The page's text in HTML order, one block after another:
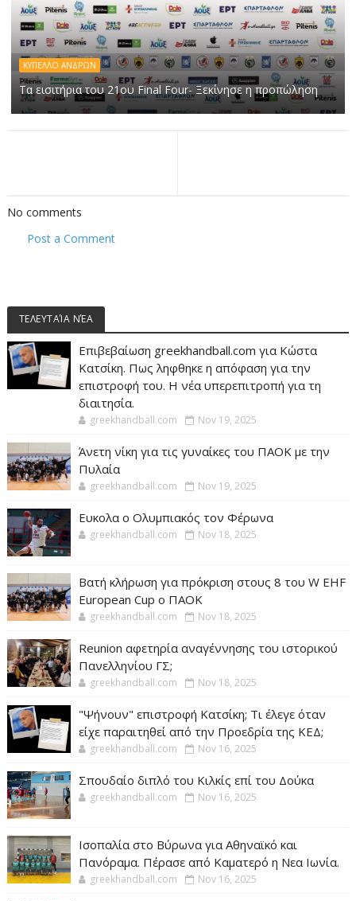
ΚΥΠΕΛΛΟ ΑΝΔΡΩΝ
Τα εισιτήρια του 21ου Final Four- Ξεκίνησε η προπώληση
No comments
Post a Comment
ΤΕΛΕΥΤΑΊΑ ΝΈΑ
Επιβεβαίωση greekhandball.com για Κώστα
Κατσίκη. Πως ληφθηκε η απόφαση για την
επιστροφή του. Η νέα υπερεπιτροπή για τη
διαιτησία.
greekhandball.com Nov 19, 2025
Άνετη νίκη για τις γυναίκες του ΠΑΟΚ με την
Πυλαία
greekhandball.com Nov 19, 2025
Ευκολα ο Ολυμπιακός τον Φέρωνα
greekhandball.com Nov 18, 2025
Βατή κλήρωση για πρόκριση στους 8 του W EHF
European Cup ο ΠΑΟΚ
greekhandball.com Nov 18, 2025
Reunion αφετηρία αναγέννησης του ιστορικού
Πανελληνίου ΓΣ;
greekhandball.com Nov 18, 2025
"Ψήνουν" επιστροφή Κατσίκη; Τι έλεγε όταν
είχε παραιτηθεί από την Προεδρία της ΚΕΔ;
greekhandball.com Nov 16, 2025
Σπουδαίο διπλό του Κιλκίς επί του Δούκα
greekhandball.com Nov 16, 2025
Ισοπαλία στο Βύρωνα για Αθηναϊκό και
Πανόραμα. Πέρασε από Καματερό η Νεα Ιωνία.
greekhandball.com Nov 16, 2025